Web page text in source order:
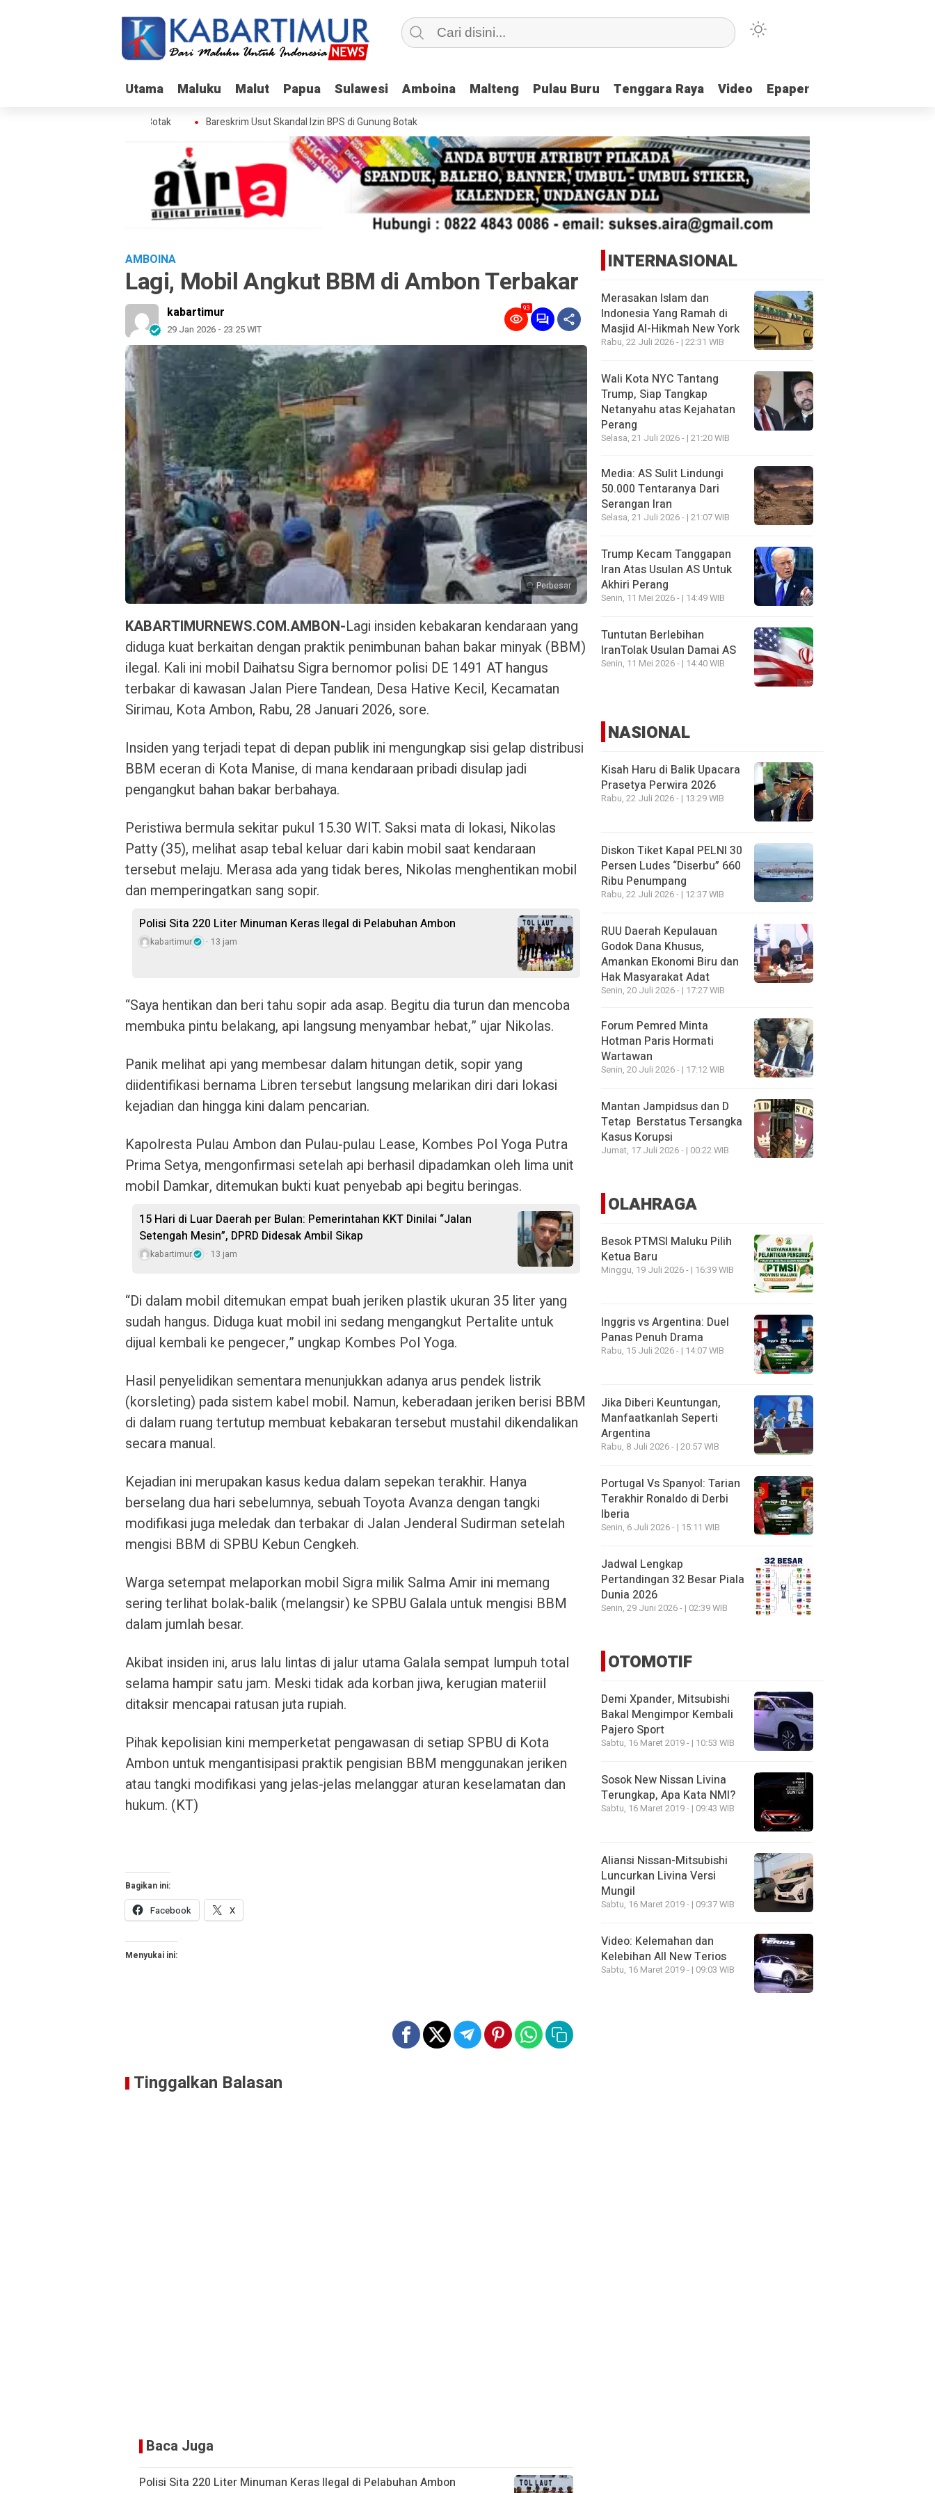
Utama Maluku Malut Papua Sulawesi Amboina Malteng Pulau Buru Tenggara Raya Video Epaper
Utama Maluku Malut Papua Sulawesi Amboina Malteng Pulau Buru Tenggara Raya Video Epaper
Skandal Izin BPS di Gunung Botak Bareskrim Usut Skandal Izin BPS di Gunung Botak
AMBOINA
Lagi, Mobil Angkut BBM di Ambon Terbakar
kabartimur
29 Jan 2026 - 23:25 WIT
93
Perbesar
KABARTIMURNEWS.COM.AMBON-Lagi insiden kebakaran kendaraan yang
diduga kuat berkaitan dengan praktik penimbunan bahan bakar minyak (BBM)
ilegal. Kali ini mobil Daihatsu Sigra bernomor polisi DE 1491 AT hangus
terbakar di kawasan Jalan Piere Tandean, Desa Hative Kecil, Kecamatan
Sirimau, Kota Ambon, Rabu, 28 Januari 2026, sore.
Insiden yang terjadi tepat di depan publik ini mengungkap sisi gelap distribusi
BBM eceran di Kota Manise, di mana kendaraan pribadi disulap jadi
pengangkut bahan bakar berbahaya.
Peristiwa bermula sekitar pukul 15.30 WIT. Saksi mata di lokasi, Nikolas
Patty (35), melihat asap tebal keluar dari kabin mobil saat kendaraan
tersebut melaju. Merasa ada yang tidak beres, Nikolas menghentikan mobil
dan memperingatkan sang sopir.
Polisi Sita 220 Liter Minuman Keras Ilegal di Pelabuhan Ambon
kabartimur 13 jam
“Saya hentikan dan beri tahu sopir ada asap. Begitu dia turun dan mencoba
membuka pintu belakang, api langsung menyambar hebat,” ujar Nikolas.
Panik melihat api yang membesar dalam hitungan detik, sopir yang
diidentifikasi bernama Libren tersebut langsung melarikan diri dari lokasi
kejadian dan hingga kini dalam pencarian.
Kapolresta Pulau Ambon dan Pulau-pulau Lease, Kombes Pol Yoga Putra
Prima Setya, mengonfirmasi setelah api berhasil dipadamkan oleh lima unit
mobil Damkar, ditemukan bukti kuat penyebab api begitu beringas.
15 Hari di Luar Daerah per Bulan: Pemerintahan KKT Dinilai “Jalan
Setengah Mesin”, DPRD Didesak Ambil Sikap
kabartimur 13 jam
“Di dalam mobil ditemukan empat buah jeriken plastik ukuran 35 liter yang
sudah hangus. Diduga kuat mobil ini sedang mengangkut Pertalite untuk
dijual kembali ke pengecer,” ungkap Kombes Pol Yoga.
Hasil penyelidikan sementara menunjukkan adanya arus pendek listrik
(korsleting) pada sistem kabel mobil. Namun, keberadaan jeriken berisi BBM
di dalam ruang tertutup membuat kebakaran tersebut mustahil dikendalikan
secara manual.
Kejadian ini merupakan kasus kedua dalam sepekan terakhir. Hanya
berselang dua hari sebelumnya, sebuah Toyota Avanza dengan tangki
modifikasi juga meledak dan terbakar di Jalan Jenderal Sudirman setelah
mengisi BBM di SPBU Kebun Cengkeh.
Warga setempat melaporkan mobil Sigra milik Salma Amir ini memang
sering terlihat bolak-balik (melangsir) ke SPBU Galala untuk mengisi BBM
dalam jumlah besar.
Akibat insiden ini, arus lalu lintas di jalur utama Galala sempat lumpuh total
selama hampir satu jam. Meski tidak ada korban jiwa, kerugian materiil
ditaksir mencapai ratusan juta rupiah.
Pihak kepolisian kini memperketat pengawasan di setiap SPBU di Kota
Ambon untuk mengantisipasi praktik pengisian BBM menggunakan jeriken
atau tangki modifikasi yang jelas-jelas melanggar aturan keselamatan dan
hukum. (KT)
Bagikan ini:
Facebook X
Menyukai ini:
Tinggalkan Balasan
Baca Juga
Polisi Sita 220 Liter Minuman Keras Ilegal di Pelabuhan Ambon
INTERNASIONAL
Merasakan Islam dan
Indonesia Yang Ramah di
Masjid Al-Hikmah New York
Rabu, 22 Juli 2026 - | 22:31 WIB
Wali Kota NYC Tantang
Trump, Siap Tangkap
Netanyahu atas Kejahatan
Perang
Selasa, 21 Juli 2026 - | 21:20 WIB
Media: AS Sulit Lindungi
50.000 Tentaranya Dari
Serangan Iran
Selasa, 21 Juli 2026 - | 21:07 WIB
Trump Kecam Tanggapan
Iran Atas Usulan AS Untuk
Akhiri Perang
Senin, 11 Mei 2026 - | 14:49 WIB
Tuntutan Berlebihan
IranTolak Usulan Damai AS
Senin, 11 Mei 2026 - | 14:40 WIB
NASIONAL
Kisah Haru di Balik Upacara
Prasetya Perwira 2026
Rabu, 22 Juli 2026 - | 13:29 WIB
Diskon Tiket Kapal PELNI 30
Persen Ludes “Diserbu” 660
Ribu Penumpang
Rabu, 22 Juli 2026 - | 12:37 WIB
RUU Daerah Kepulauan
Godok Dana Khusus,
Amankan Ekonomi Biru dan
Hak Masyarakat Adat
Senin, 20 Juli 2026 - | 17:27 WIB
Forum Pemred Minta
Hotman Paris Hormati
Wartawan
Senin, 20 Juli 2026 - | 17:12 WIB
Mantan Jampidsus dan D
Tetap Berstatus Tersangka
Kasus Korupsi
Jumat, 17 Juli 2026 - | 00:22 WIB
OLAHRAGA
Besok PTMSI Maluku Pilih
Ketua Baru
Minggu, 19 Juli 2026 - | 16:39 WIB
Inggris vs Argentina: Duel
Panas Penuh Drama
Rabu, 15 Juli 2026 - | 14:07 WIB
Jika Diberi Keuntungan,
Manfaatkanlah Seperti
Argentina
Rabu, 8 Juli 2026 - | 20:57 WIB
Portugal Vs Spanyol: Tarian
Terakhir Ronaldo di Derbi
Iberia
Senin, 6 Juli 2026 - | 15:11 WIB
Jadwal Lengkap
Pertandingan 32 Besar Piala
Dunia 2026
Senin, 29 Juni 2026 - | 02:39 WIB
OTOMOTIF
Demi Xpander, Mitsubishi
Bakal Mengimpor Kembali
Pajero Sport
Sabtu, 16 Maret 2019 - | 10:53 WIB
Sosok New Nissan Livina
Terungkap, Apa Kata NMI?
Sabtu, 16 Maret 2019 - | 09:43 WIB
Aliansi Nissan-Mitsubishi
Luncurkan Livina Versi
Mungil
Sabtu, 16 Maret 2019 - | 09:37 WIB
Video: Kelemahan dan
Kelebihan All New Terios
Sabtu, 16 Maret 2019 - | 09:03 WIB